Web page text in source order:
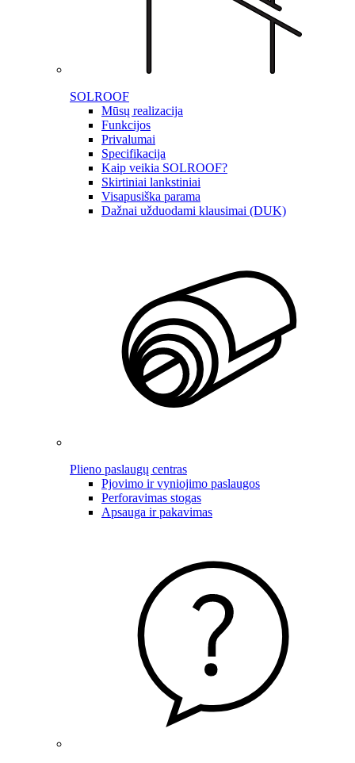
SOLROOF
Mūsų realizacija
Funkcijos
Privalumai
Specifikacija
Kaip veikia SOLROOF?
Skirtiniai lankstiniai
Visapusiška parama
Dažnai užduodami klausimai (DUK)
Plieno paslaugų centras
Pjovimo ir vyniojimo paslaugos
Perforavimas stogas
Apsauga ir pakavimas